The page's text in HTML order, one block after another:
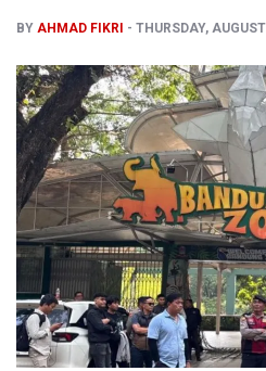
BY AHMAD FIKRI THURSDAY,